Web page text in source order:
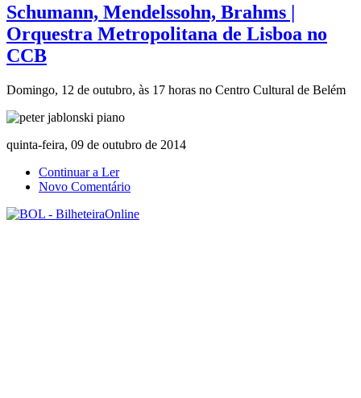
Schumann, Mendelssohn, Brahms |
Orquestra Metropolitana de Lisboa no
CCB
Domingo, 12 de outubro, às 17 horas no Centro Cultural de Belém
quinta-feira, 09 de outubro de 2014
Continuar a Ler
Novo Comentário